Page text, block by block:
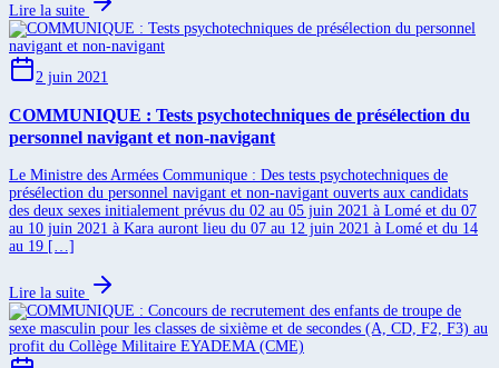
Lire la suite
2 juin 2021
COMMUNIQUE : Tests psychotechniques de présélection du
personnel navigant et non-navigant
Le Ministre des Armées Communique : Des tests psychotechniques de
présélection du personnel navigant et non-navigant ouverts aux candidats
des deux sexes initialement prévus du 02 au 05 juin 2021 à Lomé et du 07
au 10 juin 2021 à Kara auront lieu du 07 au 12 juin 2021 à Lomé et du 14
au 19 […]
Lire la suite